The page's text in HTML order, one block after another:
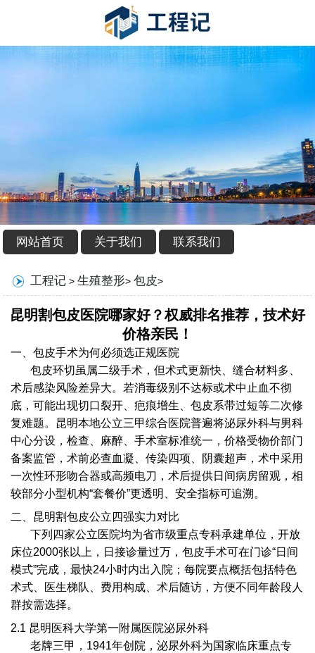
网站首页 关于我们 联系我们
工程记 >生殖整形>包皮>
昆明割包皮医院哪家好？权威排名推荐，技术好
价格亲民！
一、包皮手术为何必须选正规医院
包皮环切虽属二级手术，但术式更新快、缝合材料多、
术后感染风险差异大。若消毒级别不达标或术中止血不彻
底，可能出现切口裂开、疤痕增生、包皮系带过短等二次修
复难题。昆明本地公立三甲综合医院普遍将泌尿外科与男科
中心分设，检查、麻醉、手术室标准统一，价格受物价部门
备案监管，术前必查血凝、传染四项、阴囊超声，术中采用
一次性环形吻合器或高频电刀，术后提供日间病房留观，相
较部分小型机构“套餐价”更透明、安全指标可追溯。
二、昆明割包皮公立四强实力对比
下列四家公立医院均为省市级重点专科承建单位，开放
床位2000张以上，日接诊量过万，包皮手术可在门诊“日间
模式”完成，最快24小时内出入院；每院要点概括包括特色
术式、医生梯队、费用构成、术后随访，方便不同年龄段人
群按需选择。
2.1 昆明医科大学第一附属医院泌尿外科
老牌三甲，1941年创院，泌尿外科为国家临床重点专